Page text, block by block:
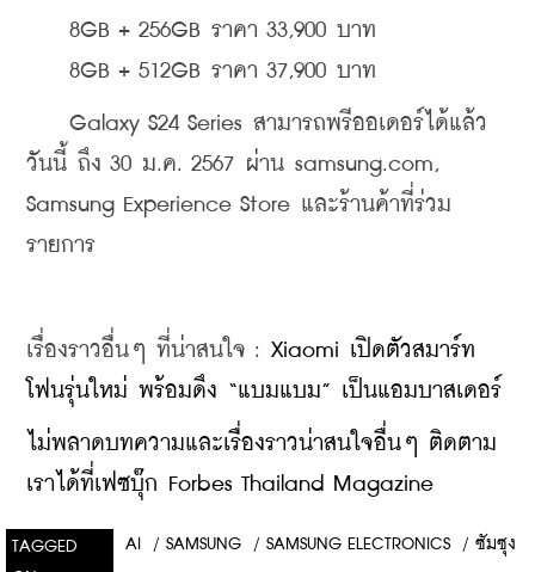
8GB + 256GB ราคา 33,900 บาท
8GB + 512GB ราคา 37,900 บาท
Galaxy S24 Series สามารถพรีออเดอร์ได้แล้ว
วันนี้ ถึง 30 ม.ค. 2567 ผ่าน samsung.com,
Samsung Experience Store และร้านค้าที่ร่วม
รายการ
เรื่องราวอื่นๆ ที่น่าสนใจ : Xiaomi เปิดตัวสมาร์ท
โฟนรุ่นใหม่ พร้อมดึง “แบมแบม” เป็นแอมบาสเดอร์
ไม่พลาดบทความและเรื่องราวน่าสนใจอื่นๆ ติดตาม
เราได้ที่เฟซบุ๊ก Forbes Thailand Magazine
TAGGED
AI / SAMSUNG / SAMSUNG ELECTRONICS / ซัมซุง